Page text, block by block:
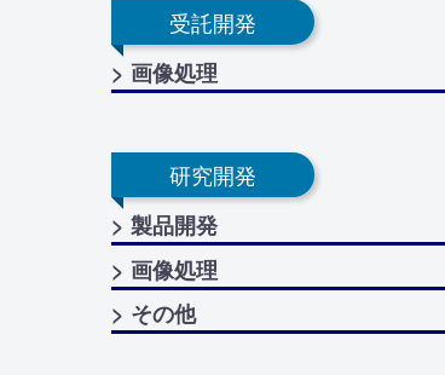
受託開発
> 画像処理
研究開発
> 製品開発
> 画像処理
> その他